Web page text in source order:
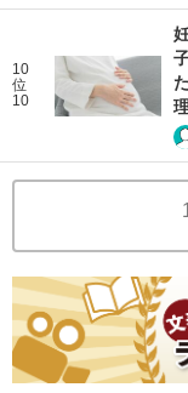
10
位
10